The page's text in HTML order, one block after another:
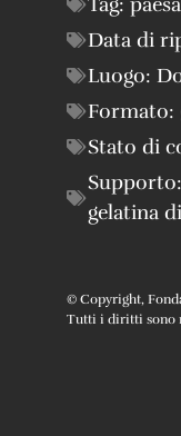
Data di
Luogo:
Formato:
Stato di
Supporto:
gelatina
© Copyright,
Tutti i diritti sono